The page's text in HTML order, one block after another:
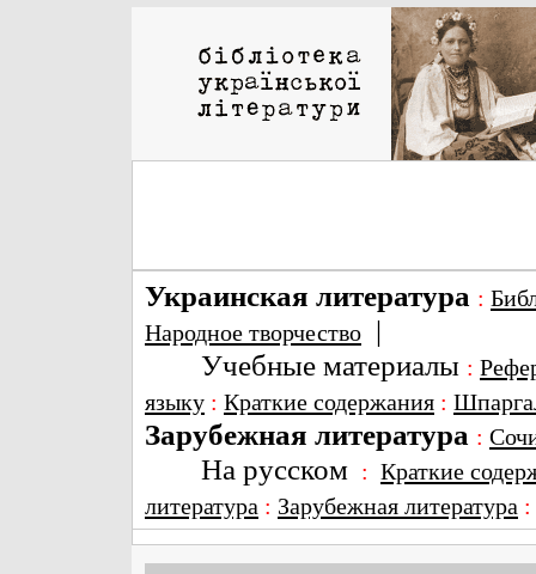
Украинская литература :
Народное творчество |
Учебные материалы :
языку : Краткие содержания :
Зарубежная литература :
На русском : Краткие
литература : Зарубежная литература